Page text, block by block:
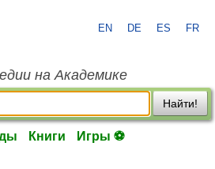
EN DE ES FR
на Академике
Найти!
Книги Игры ⚽